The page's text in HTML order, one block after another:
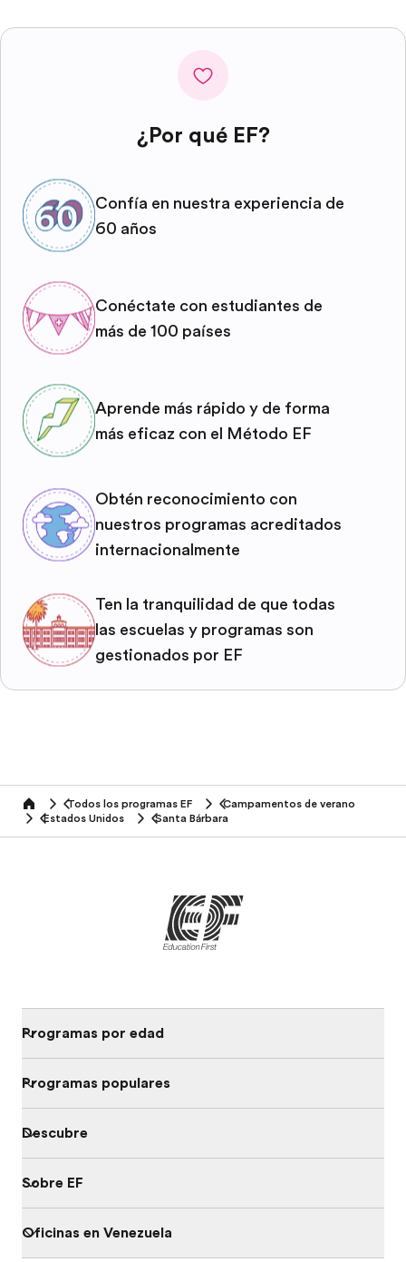
¿Por qué EF?
Confía en nuestra experiencia de
60 años
Conéctate con estudiantes de
más de 100 países
Aprende más rápido y de forma
más eficaz con el Método EF
Obtén reconocimiento con
nuestros programas acreditados
internacionalmente
Ten la tranquilidad de que todas
las escuelas y programas son
gestionados por EF
home Todos los programas EF
Campamentos de verano
Estados Unidos
Santa Bárbara
Programas por edad
Programas populares
Descubre
Sobre EF
Oficinas en Venezuela